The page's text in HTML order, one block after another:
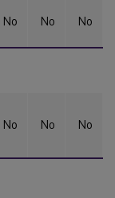
No No No
No No No